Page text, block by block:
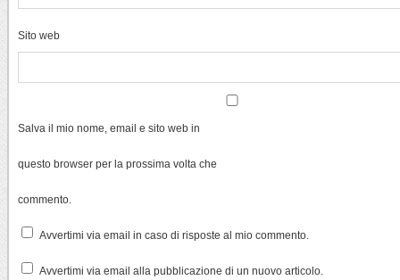
Sito web
Salva il mio nome, email e sito web in
questo browser per la prossima volta che
commento.
Avvertimi via email in caso di risposte al mio commento.
Avvertimi via email alla pubblicazione di un nuovo articolo.